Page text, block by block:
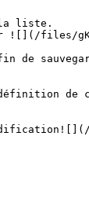
la liste.
de
de